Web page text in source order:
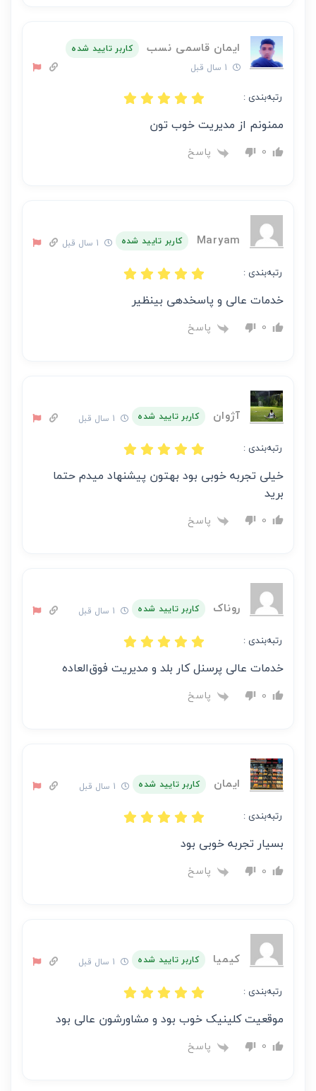
ایمان قاسمی نسب
کاربر تایید شده
رتبه‌بندی :
ممنونم از مدیریت خوب تون
0 پاسخ
Maryam کاربر تایید شده
رتبه‌بندی :
خدمات عالی و پاسخدهی بینظیر
0 پاسخ
آژوان کاربر تایید شده
رتبه‌بندی :
خیلی تجربه خوبی بود بهتون پیشنهاد میدم حتما
برید
0 پاسخ
روناک کاربر تایید شده
رتبه‌بندی :
خدمات عالی پرسنل کار بلد و مدیریت فوق‌العاده
0 پاسخ
ایمان کاربر تایید شده
رتبه‌بندی :
بسیار تجربه خوبی بود
0 پاسخ
کیمیا کاربر تایید شده
رتبه‌بندی :
موقعیت کلینیک خوب بود و مشاورشون عالی بود
0 پاسخ